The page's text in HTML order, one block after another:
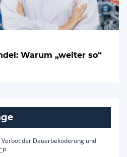
Warum „weiter so“
der Dauerbeköderung und